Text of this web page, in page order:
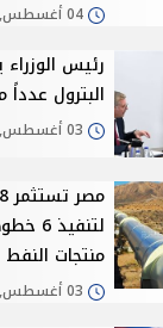
04 أغسطس, 2026 02:17 م
رئيس الوزراء
البترول
03 أغسطس, 2026 08:23 م
منتجات النفط
03 أغسطس, 2026 10:56 ص